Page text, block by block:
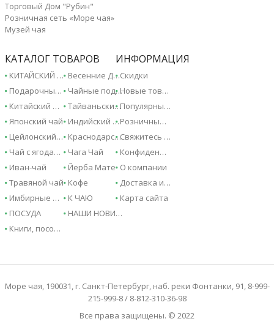
Торговый Дом "Рубин"
Розничная сеть «Море чая»
Музей чая
КАТАЛОГ ТОВАРОВ
КИТАЙСКИЙ ЧАЙ - 2026!
Весенние Дарджилинги - 2026!
Подарочные сертификаты
Чайные подарки и сувениры
Китайский чай
Тайваньский чай
Японский чай Индийский чай
Цейлонский чай
Краснодарский чай
Чай с ягодами и фруктами
Чага Чай
Иван-чай
Йерба Мате
Травяной чай Кофе
Имбирные напитки
К ЧАЮ
ПОСУДА
НАШИ НОВИНКИ
Книги, пособия, справочники
ИНФОРМАЦИЯ
Скидки
Новые товары
Популярные товары
Розничные магазины
Свяжитесь с нами
Конфиденциальность
О компании
Доставка и оплата
Карта сайта
Море чая, 190031, г. Санкт-Петербург, наб. реки Фонтанки, 91, 8-999-
215-999-8 / 8-812-310-36-98
Все права защищены. © 2022